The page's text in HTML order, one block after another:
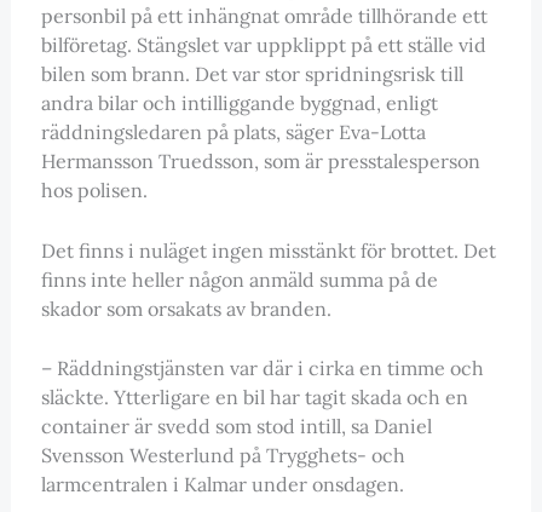
personbil på ett inhängnat område tillhörande ett
bilföretag. Stängslet var uppklippt på ett ställe vid
bilen som brann. Det var stor spridningsrisk till
andra bilar och intilliggande byggnad, enligt
räddningsledaren på plats, säger Eva-Lotta
Hermansson Truedsson, som är presstalesperson
hos polisen.
Det finns i nuläget ingen misstänkt för brottet. Det
finns inte heller någon anmäld summa på de
skador som orsakats av branden.
– Räddningstjänsten var där i cirka en timme och
släckte. Ytterligare en bil har tagit skada och en
container är svedd som stod intill, sa Daniel
Svensson Westerlund på Trygghets- och
larmcentralen i Kalmar under onsdagen.